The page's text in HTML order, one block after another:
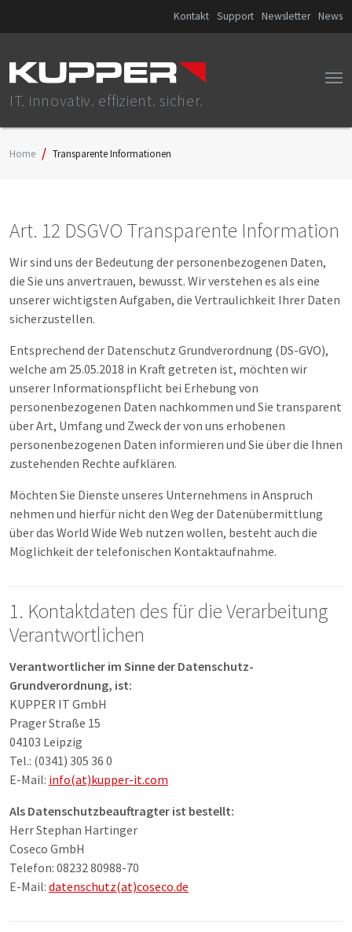
Kontakt Support Newsletter News
IT. innovativ. effizient. sicher.
Home Transparente Informationen
Art. 12 DSGVO Transparente Information
Wir sind uns der Bedeutung der personenbezogenen Daten,
die Sie uns anvertrauen, bewusst. Wir verstehen es als eine
unserer wichtigsten Aufgaben, die Vertraulichkeit Ihrer Daten
sicherzustellen.
Entsprechend der Datenschutz Grundverordnung (DS-GVO),
welche am 25.05.2018 in Kraft getreten ist, möchten wir
unserer Informationspflicht bei Erhebung von
personenbezogenen Daten nachkommen und Sie transparent
über Art, Umfang und Zweck der von uns erhobenen
personenbezogenen Daten informieren und Sie über die Ihnen
zustehenden Rechte aufklären.
Möchten Sie Dienste unseres Unternehmens in Anspruch
nehmen und hierfür nicht den Weg der Datenübermittlung
über das World Wide Web nutzen wollen, besteht auch die
Möglichkeit der telefonischen Kontaktaufnahme.
1. Kontaktdaten des für die Verarbeitung
Verantwortlichen
Verantwortlicher im Sinne der Datenschutz-
Grundverordnung, ist:
KUPPER IT GmbH
Prager Straße 15
04103 Leipzig
Tel.: (0341) 305 36 0
E-Mail: info(at)kupper-it.com
Als Datenschutzbeauftragter ist bestellt:
Herr Stephan Hartinger
Coseco GmbH
Telefon: 08232 80988-70
E-Mail: datenschutz(at)coseco.de